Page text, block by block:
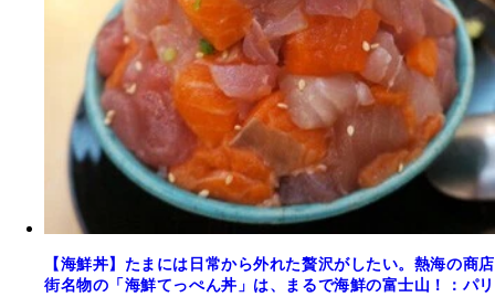
【海鮮丼】たまには日常から外れた贅沢がしたい。熱海の商店
街名物の「海鮮てっぺん丼」は、まるで海鮮の富士山！：パリ